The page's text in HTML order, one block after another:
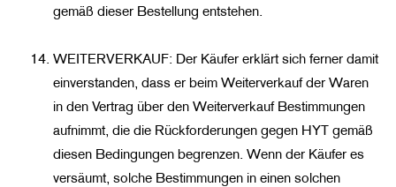
gemäß dieser Bestellung entstehen.
WEITERVERKAUF: Der Käufer erklärt sich ferner damit
einverstanden, dass er beim Weiterverkauf der Waren
in den Vertrag über den Weiterverkauf Bestimmungen
aufnimmt, die die Rückforderungen gegen HYT gemäß
diesen Bedingungen begrenzen. Wenn der Käufer es
versäumt, solche Bestimmungen in einen solchen